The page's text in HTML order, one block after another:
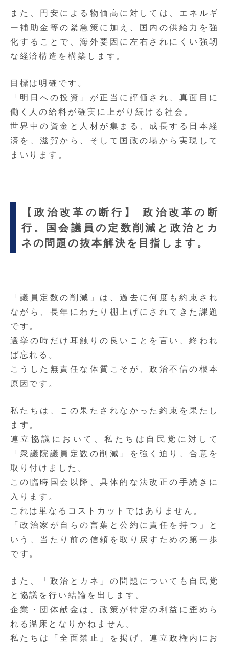
また、円安による物価高に対しては、エネルギ
ー補助金等の緊急策に加え、国内の供給力を強
化することで、海外要因に左右されにくい強靭
な経済構造を構築します。
目標は明確です。
「明日への投資」が正当に評価され、真面目に
働く人の給料が確実に上がり続ける社会。
世界中の資金と人材が集まる、成長する日本経
済を、滋賀から、そして国政の場から実現して
まいります。
【政治改革の断行】 政治改革の断
行。国会議員の定数削減と政治とカ
ネの問題の抜本解決を目指します。
「議員定数の削減」は、過去に何度も約束され
ながら、長年にわたり棚上げにされてきた課題
です。
選挙の時だけ耳触りの良いことを言い、終われ
ば忘れる。
こうした無責任な体質こそが、政治不信の根本
原因です。
私たちは、この果たされなかった約束を果たし
ます 。
連立協議において、私たちは自民党に対して
「衆議院議員定数の削減」を強く迫り、合意を
取り付けました。
この臨時国会以降、具体的な法改正の手続きに
入ります。
これは単なるコストカットではありません。
「政治家が自らの言葉と公約に責任を持つ」と
いう、当たり前の信頼を取り戻すための第一歩
です。
また、「政治とカネ」の問題についても自民党
と協議を行い結論を出します。
企業・団体献金は、政策が特定の利益に歪めら
れる温床となりかねません。
私たちは「全面禁止」を掲げ、連立政権内にお